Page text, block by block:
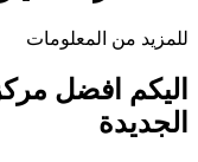
للمزيد من المعلومات
اليكم افضل
الجديدة